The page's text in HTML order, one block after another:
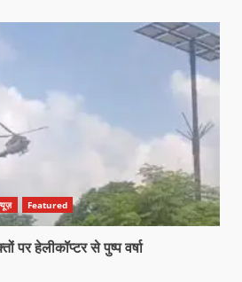
Featured
पर हेलीकॉप्टर से पुष्प वर्षा